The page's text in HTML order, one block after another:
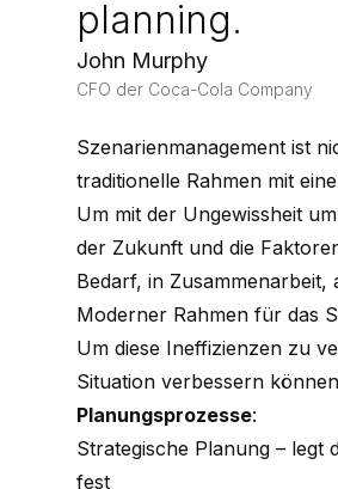
planning.
John Murphy
CFO der Coca-Cola Company
Szenarienmanagement ist
traditionelle Rahmen mit
Um mit der Ungewissheit
der Zukunft und die
Bedarf, in
Moderner Rahmen für das
Um diese Ineffizienzen zu
Situation verbessern
Planungsprozesse:
Strategische Planung – legt
fest